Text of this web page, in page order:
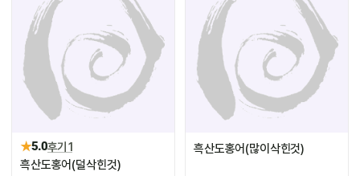
★5.0후기 1
흑산도홍어(덜삭힌것)
흑산도홍어(많이삭힌것)